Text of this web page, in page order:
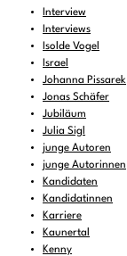
Interview
Interviews
Isolde Vogel
Israel
Johanna Pissarek
Jonas Schäfer
Jubiläum
Julia Sigl
junge Autoren
junge Autorinnen
Kandidaten
Kandidatinnen
Karriere
Kaunertal
Kenny